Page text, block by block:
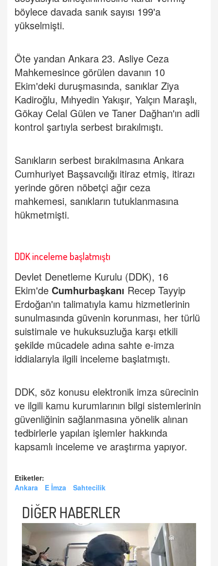
böylece davada sanık sayısı 199'a
yükselmişti.
Öte yandan Ankara 23. Asliye Ceza
Mahkemesince görülen davanın 10
Ekim'deki duruşmasında, sanıklar Ziya
Kadiroğlu, Mıhyedin Yakışır, Yalçın Maraşlı,
Gökay Celal Gülen ve Taner Dağhan'ın adli
kontrol şartıyla serbest bırakılmıştı.
Sanıkların serbest bırakılmasına Ankara
Cumhuriyet Başsavcılığı itiraz etmiş, itirazı
yerinde gören nöbetçi ağır ceza
mahkemesi, sanıkların tutuklanmasına
hükmetmişti.
DDK inceleme başlatmıştı
Devlet Denetleme Kurulu (DDK), 16
Ekim'de Cumhurbaşkanı Recep Tayyip
Erdoğan'ın talimatıyla kamu hizmetlerinin
sunulmasında güvenin korunması, her türlü
suistimale ve hukuksuzluğa karşı etkili
şekilde mücadele adına sahte e-imza
iddialarıyla ilgili inceleme başlatmıştı.
DDK, söz konusu elektronik imza sürecinin
ve ilgili kamu kurumlarının bilgi sistemlerinin
güvenliğinin sağlanmasına yönelik alınan
tedbirlerle yapılan işlemler hakkında
kapsamlı inceleme ve araştırma yapıyor.
Etiketler:
Ankara
E İmza Sahtecilik
DİĞER HABERLER